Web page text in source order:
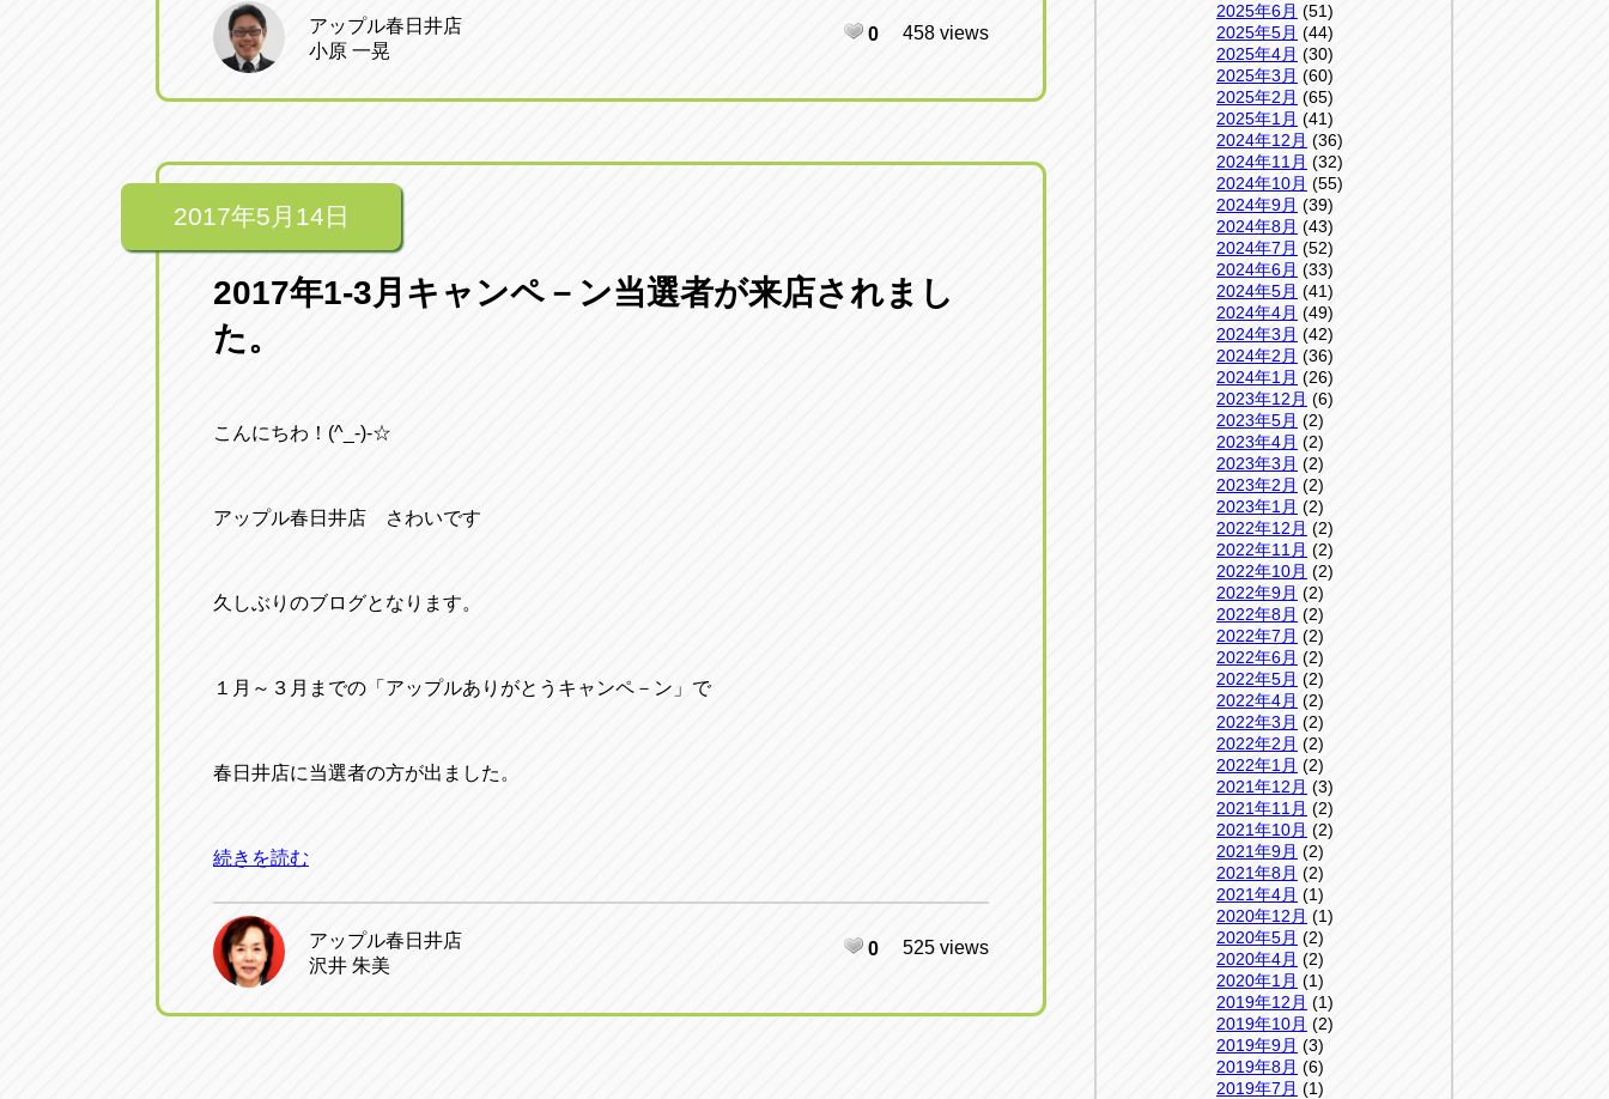
アップル春日井店
小原 一晃
0 458 views
2017年5月14日
2017年1-3月キャンペ－ン当選者が来店されまし
た。
こんにちわ！(^_-)-☆
アップル春日井店 さわいです
久しぶりのブログとなります。
１月～３月までの「アップルありがとうキャンペ－ン」で
春日井店に当選者の方が出ました。
続きを読む
アップル春日井店
沢井 朱美
0 525 views
2025年6月 (51)
2025年5月 (44)
2025年4月 (30)
2025年3月 (60)
2025年2月 (65)
2025年1月 (41)
2024年12月 (36)
2024年11月 (32)
2024年10月 (55)
2024年9月 (39)
2024年8月 (43)
2024年7月 (52)
2024年6月 (33)
2024年5月 (41)
2024年4月 (49)
2024年3月 (42)
2024年2月 (36)
2024年1月 (26)
2023年12月 (6)
2023年5月 (2)
2023年4月 (2)
2023年3月 (2)
2023年2月 (2)
2023年1月 (2)
2022年12月 (2)
2022年11月 (2)
2022年10月 (2)
2022年9月 (2)
2022年8月 (2)
2022年7月 (2)
2022年6月 (2)
2022年5月 (2)
2022年4月 (2)
2022年3月 (2)
2022年2月 (2)
2022年1月 (2)
2021年12月 (3)
2021年11月 (2)
2021年10月 (2)
2021年9月 (2)
2021年8月 (2)
2021年4月 (1)
2020年12月 (1)
2020年5月 (2)
2020年4月 (2)
2020年1月 (1)
2019年12月 (1)
2019年10月 (2)
2019年9月 (3)
2019年8月 (6)
2019年7月 (1)